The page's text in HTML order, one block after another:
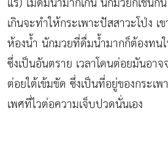
เกินจะทำให้กระเพาะปัสสาวะโป่ง เ
ห้องน้ำ นักมวยที่ดื่มน้ำมากก็ต้องทน
ซึ่งเป็นอันตราย เวลาโดนต่อยมันอา
ต่อยใต้เข้มขัด ซึ่งเป็นที่อยู่ของกระเ
เพศที่ไวต่อความเจ็บปวดนั่นเอง